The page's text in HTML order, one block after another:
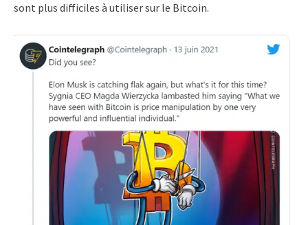
sont plus difficiles à utiliser sur le Bitcoin.